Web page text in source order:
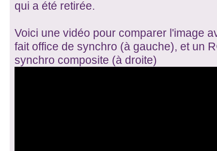
qui a été retirée.
Voici une vidéo pour comparer l'image
fait office de synchro (à gauche), et un
synchro composite (à droite)